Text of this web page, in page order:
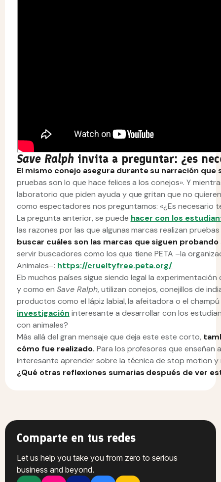
Save Ralph invita a preguntar: ¿es
El mismo conejo asegura durante su narración que
pruebas son lo que hace felices a los conejos». Y
laboratorio que piden ayuda y que gritan que no
como espectadores nos preguntamos: «¿Es necesario
La pregunta anterior, se puede hacer con los
las razones por las que algunas marcas realizan
buscar cuáles son las marcas que siguen
servir buscadores como los que tiene PETA –la
Animales–: https://crueltyfree.peta.org/
Eb muchos países sigue siendo legal la
y como en Save Ralph, utilizan conejos, conejillos de
productos como el lápiz labial, la afeitadora o el
investigación interesante a desarrollar con los
con animales?
Más allá del gran mensaje que deja este este corto,
cómo fue realizado. Para los profesores que enseñan
interesante aprender sobre la técnica de stop motion y
¿Qué otras reflexiones sumarias después de ver
Comparte en tus redes
Let us help you take you from zero to serious
business and beyond.